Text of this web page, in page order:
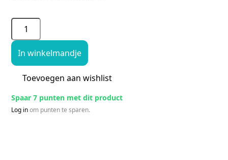
In winkelmandje
Toevoegen aan wishlist
Spaar 7 punten met dit product
Log inom punten te sparen.